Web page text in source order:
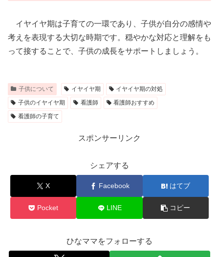
イヤイヤ期は子育ての一環であり、子供が自分の感情や
考えを表現する大切な時期です。穏やかな対応と理解をも
って接することで、子供の成長をサポートしましょう。
子供について イヤイヤ期
イヤイヤ期の対処
子供のイヤイヤ期
看護師
看護師おすすめ
看護師の子育て
スポンサーリンク
シェアする
X Facebook はてブ
Pocket LINE コピー
ひなママをフォローする